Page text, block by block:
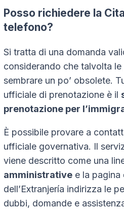
Posso richiedere la
telefono?
Si tratta di una domanda
considerando che talvolta
sembrare un po’ obsolete.
ufficiale di prenotazione è il
prenotazione per
È possibile provare a
ufficiale governativa. Il
viene descritto come una
amministrative e la
dell’Extranjería indirizza le
dubbi, domande e